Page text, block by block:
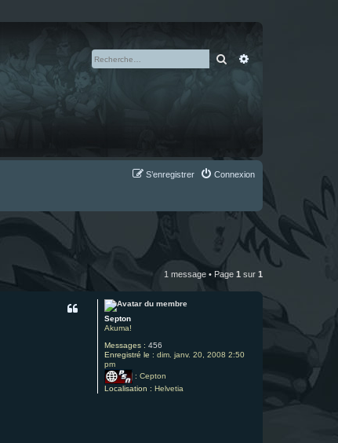
Rechercher
Connexion
S’enregistrer
1 message • Page 1 sur 1
Septon
Akuma!
Messages : 456
Enregistré le : dim. janv. 20, 2008 2:50
pm
: Cepton
Localisation : Helvetia